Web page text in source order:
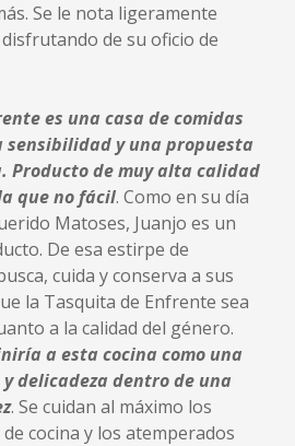
Se le nota ligeramente
de su oficio de
es una casa de comidas
sensibilidad y una propuesta
Producto de muy alta calidad
que no fácil. Como en su día
Matoses, Juanjo es un
De esa estirpe de
cuida y conserva a sus
la Tasquita de Enfrente sea
a la calidad del género.
a esta cocina como una
delicadeza dentro de una
. Se cuidan al máximo los
cocina y los atemperados